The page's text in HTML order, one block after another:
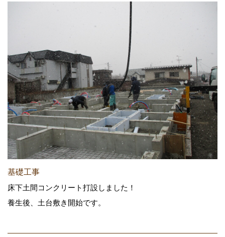
基礎工事
床下土間コンクリート打設しました！
養生後、土台敷き開始です。